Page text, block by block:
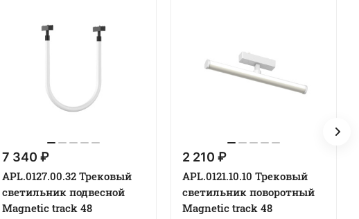
7 340 ₽
APL.0127.00.32 Трековый
светильник подвесной
Magnetic track 48
2 210 ₽
APL.0121.10.10 Трековый
светильник поворотный
Magnetic track 48